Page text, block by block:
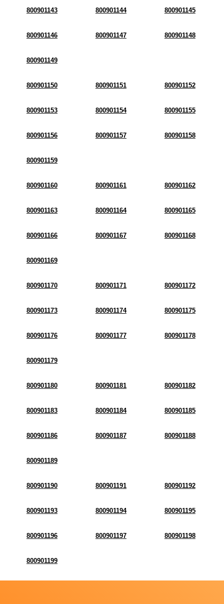
800901143 800901144 800901145
800901146 800901147 800901148
800901149
800901150 800901151 800901152
800901153 800901154 800901155
800901156 800901157 800901158
800901159
800901160 800901161 800901162
800901163 800901164 800901165
800901166 800901167 800901168
800901169
800901170 800901171 800901172
800901173 800901174 800901175
800901176 800901177 800901178
800901179
800901180 800901181 800901182
800901183 800901184 800901185
800901186 800901187 800901188
800901189
800901190 800901191 800901192
800901193 800901194 800901195
800901196 800901197 800901198
800901199